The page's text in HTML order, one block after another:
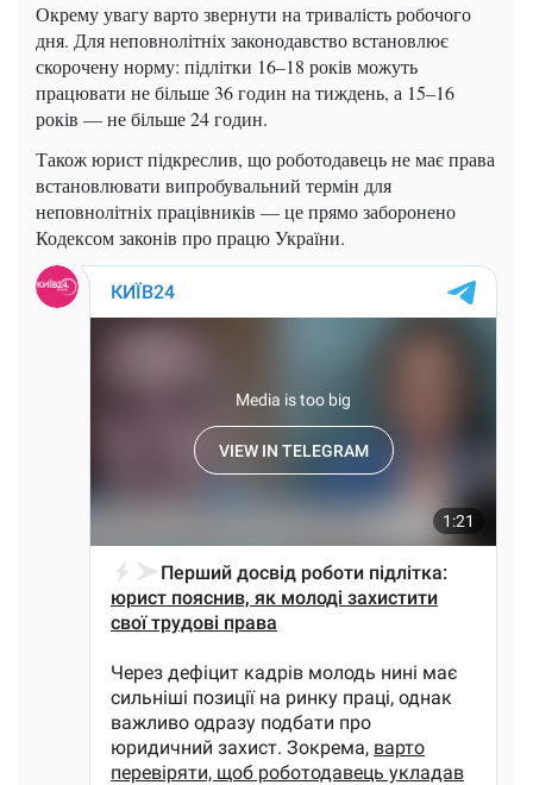
Окрему увагу варто звернути на тривалість робочого
дня. Для неповнолітніх законодавство встановлює
скорочену норму: підлітки 16–18 років можуть
працювати не більше 36 годин на тиждень, а 15–16
років — не більше 24 годин.
Також юрист підкреслив, що роботодавець не має права
встановлювати випробувальний термін для
неповнолітніх працівників — це прямо заборонено
Кодексом законів про працю України.